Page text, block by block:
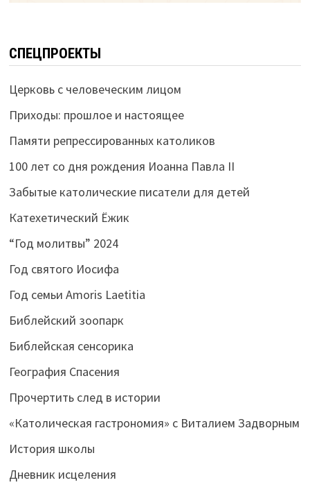
СПЕЦПРОЕКТЫ
Церковь с человеческим лицом
Приходы: прошлое и настоящее
Памяти репрессированных католиков
100 лет со дня рождения Иоанна Павла II
Забытые католические писатели для детей
Катехетический Ёжик
“Год молитвы” 2024
Год святого Иосифа
Год семьи Amoris Laetitia
Библейский зоопарк
Библейская сенсорика
География Спасения
Прочертить след в истории
«Католическая гастрономия» с Виталием Задворным
История школы
Дневник исцеления